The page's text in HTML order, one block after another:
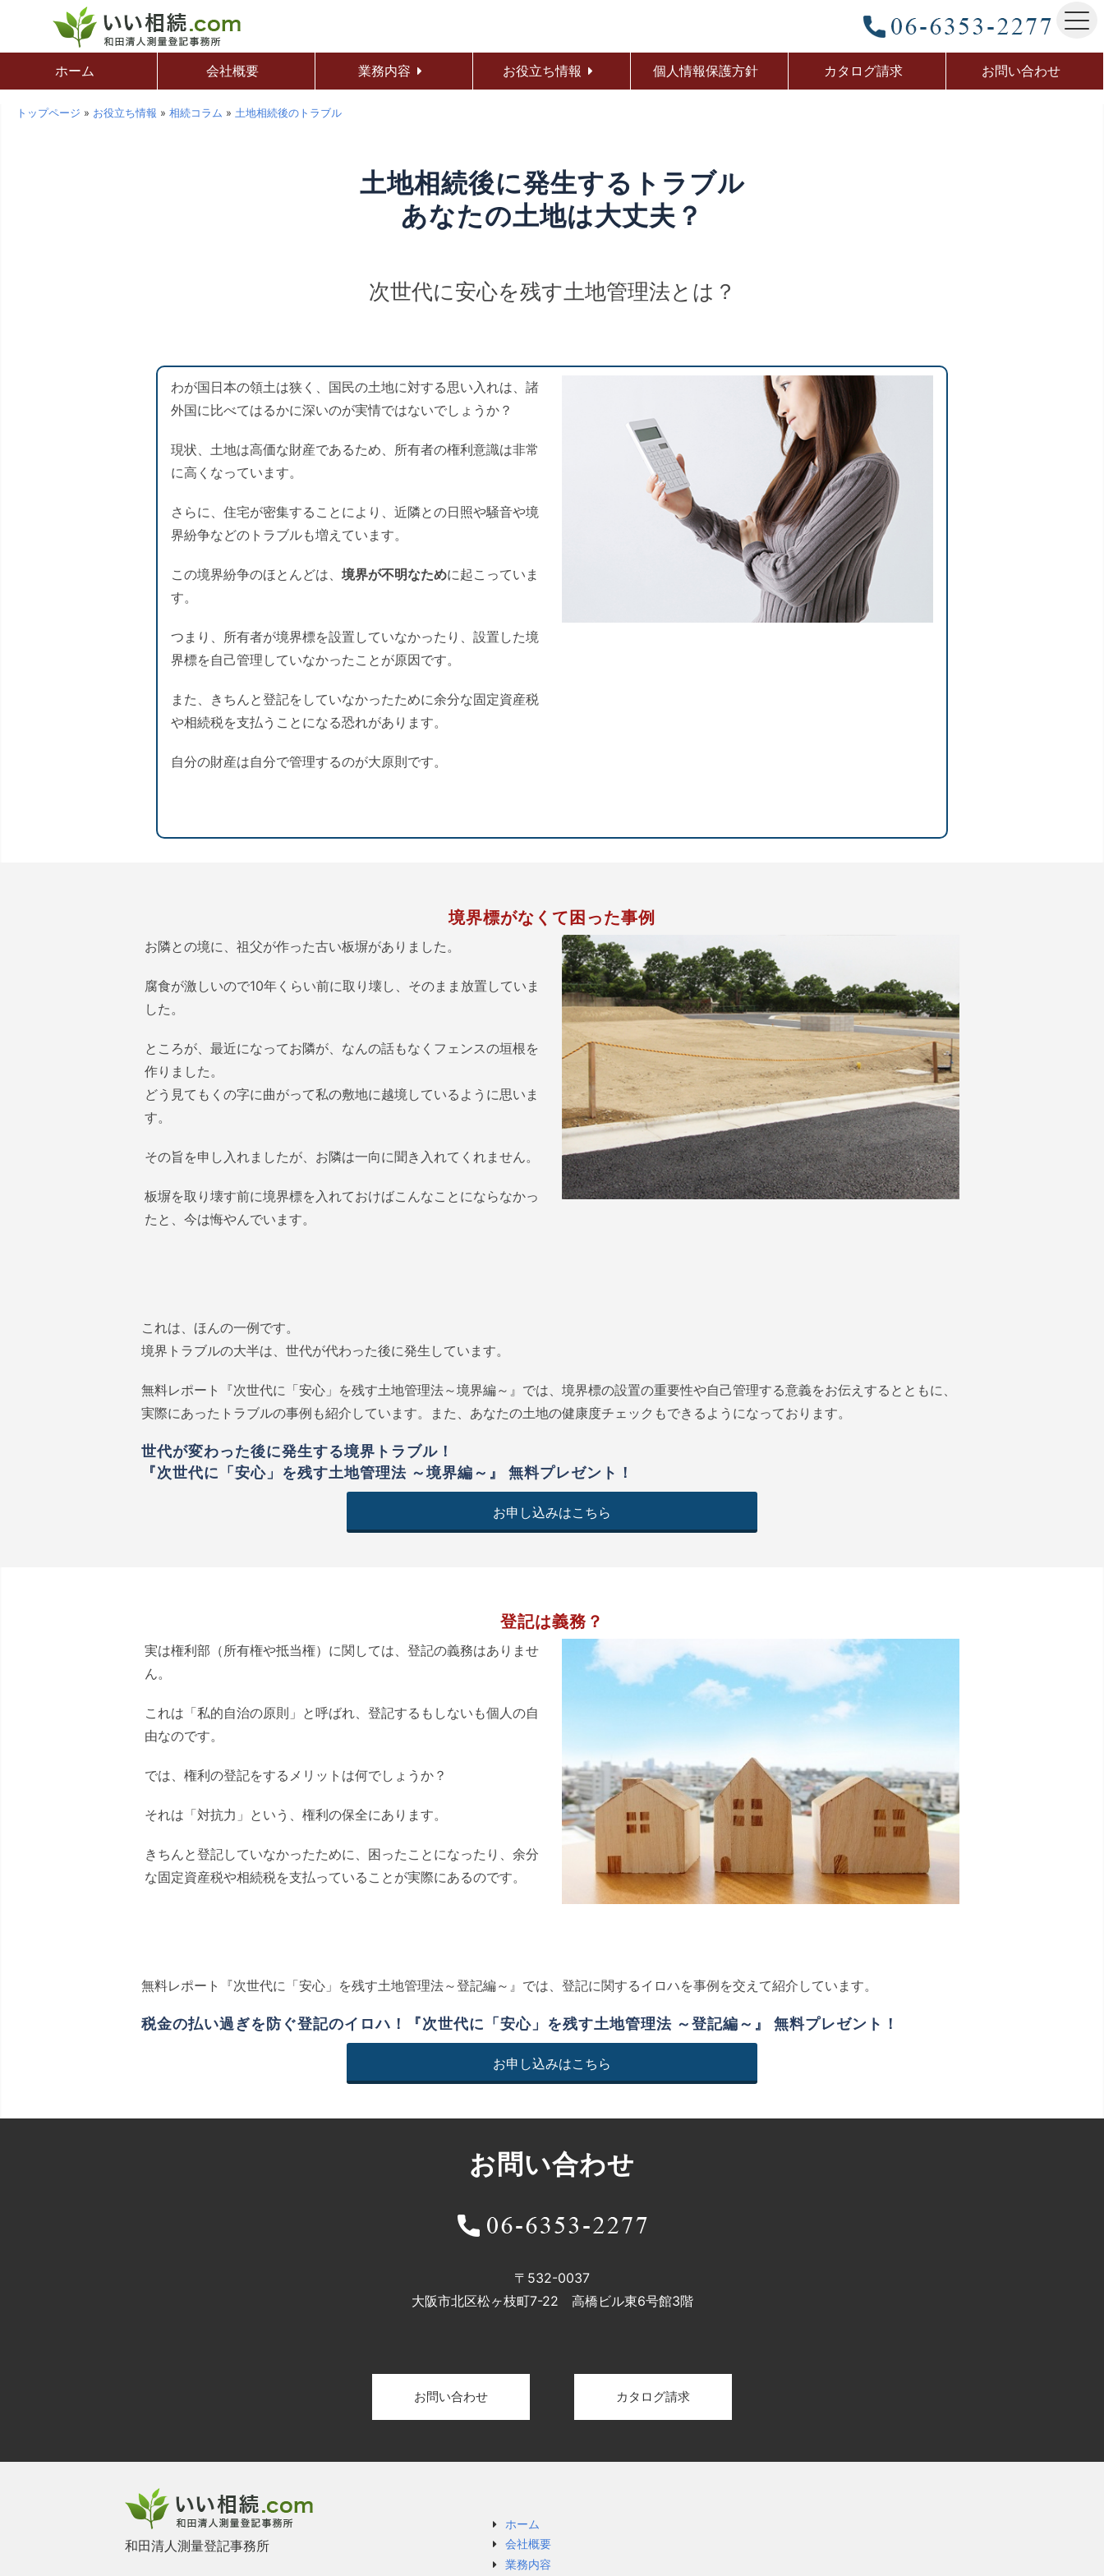
ホーム 会社概要 業務内容 お役立ち情報 個人情報保護方針 カタログ請求 お問い合わせ
トップページ » お役立ち情報 » 相続コラム » 土地相続後のトラブル
土地相続後に発生するトラブル
あなたの土地は大丈夫？
次世代に安心を残す土地管理法とは？
わが国日本の領土は狭く、国民の土地に対する思い入れは、諸
外国に比べてはるかに深いのが実情ではないでしょうか？
現状、土地は高価な財産であるため、所有者の権利意識は非常
に高くなっています。
さらに、住宅が密集することにより、近隣との日照や騒音や境
界紛争などのトラブルも増えています。
この境界紛争のほとんどは、 境界が不明なために起こっていま
す。
つまり、所有者が境界標を設置していなかったり、設置した境
界標を自己管理していなかったことが原因です。
また、きちんと登記をしていなかったために余分な固定資産税
や相続税を支払うことになる恐れがあります。
自分の財産は自分で管理するのが大原則です。
境界標がなくて困った事例
お隣との境に、祖父が作った古い板塀がありました。
腐食が激しいので10年くらい前に取り壊し、そのまま放置していま
した。
ところが、最近になってお隣が、なんの話もなくフェンスの垣根を
作りました。
どう見てもくの字に曲がって私の敷地に越境しているように思いま
す。
その旨を申し入れましたが、お隣は一向に聞き入れてくれません。
板塀を取り壊す前に境界標を入れておけばこんなことにならなかっ
たと、今は悔やんでいます。
これは、ほんの一例です。
境界トラブルの大半は、世代が代わった後に発生しています。
無料レポート『次世代に「安心」を残す土地管理法～境界編～』では、境界標の設置の重要性や自己管理する意義をお伝えするとともに、
実際にあったトラブルの事例も紹介しています。また、あなたの土地の健康度チェックもできるようになっております。
世代が変わった後に発生する境界トラブル！
『次世代に「安心」を残す土地管理法 ～境界編～』 無料プレゼント！
お申し込みはこちら
登記は義務？
実は権利部（所有権や抵当権）に関しては、登記の義務はありませ
ん。
これは「私的自治の原則」と呼ばれ、登記するもしないも個人の自
由なのです。
では、権利の登記をするメリットは何でしょうか？
それは「対抗力」という、権利の保全にあります。
きちんと登記していなかったために、困ったことになったり、余分
な固定資産税や相続税を支払っていることが実際にあるのです。
無料レポート『次世代に「安心」を残す土地管理法～登記編～』では、登記に関するイロハを事例を交えて紹介しています。
税金の払い過ぎを防ぐ登記のイロハ！『次世代に「安心」を残す土地管理法 ～登記編～』 無料プレゼント！
お申し込みはこちら
お問い合わせ
〒532-0037
大阪市北区松ヶ枝町7-22 高橋ビル東6号館3階
お問い合わせ カタログ請求
ホーム
会社概要
業務内容
和田清人測量登記事務所